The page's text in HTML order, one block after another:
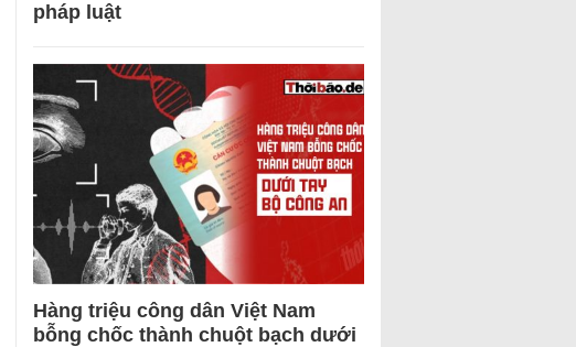
pháp luật
Hàng triệu công dân Việt Nam
bỗng chốc thành chuột bạch dưới